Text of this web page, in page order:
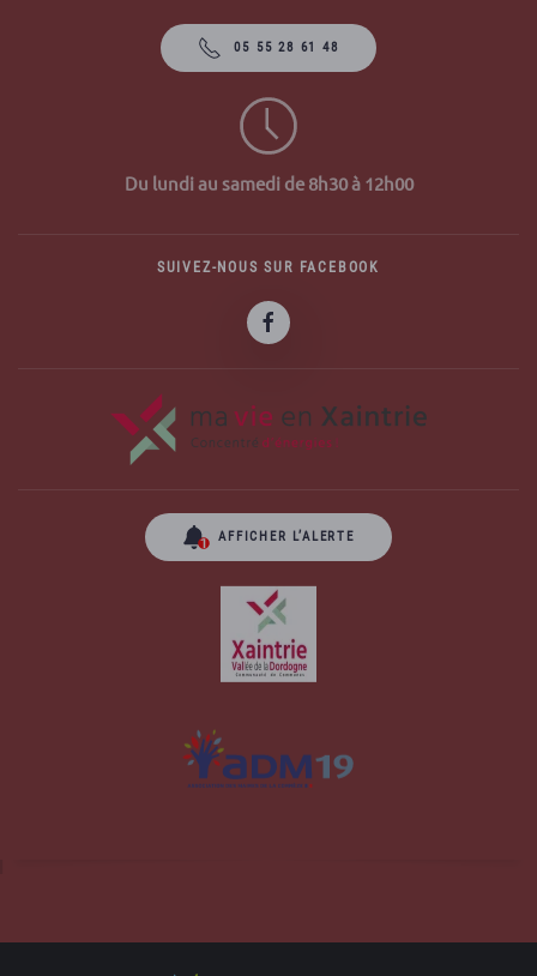
05 55 28 61 48
Du lundi au samedi de 8h30 à 12h00
SUIVEZ-NOUS SUR FACEBOOK
AFFICHER L’ALERTE
Corrèze